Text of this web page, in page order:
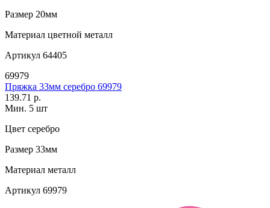
Размер 20мм
Материал цветной металл
Артикул 64405
69979
Пряжка 33мм серебро 69979
139.71 р.
Мин. 5 шт
Цвет серебро
Размер 33мм
Материал металл
Артикул 69979